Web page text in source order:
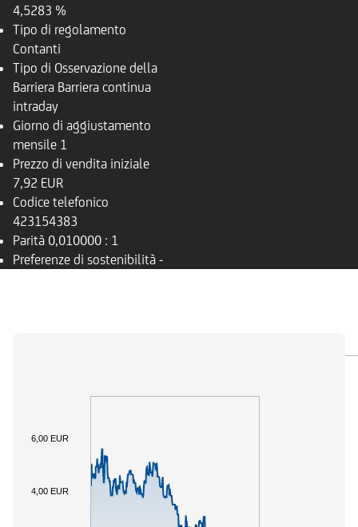
4,5283 %
Tipo di regolamento
Contanti
Tipo di Osservazione della
Barriera Barriera continua
intraday
Giorno di aggiustamento
mensile 1
Prezzo di vendita iniziale
7,92 EUR
Codice telefonico
423154383
Parità 0,010000 : 1
Preferenze di sostenibilità -
4,00 EUR
6,00 EUR